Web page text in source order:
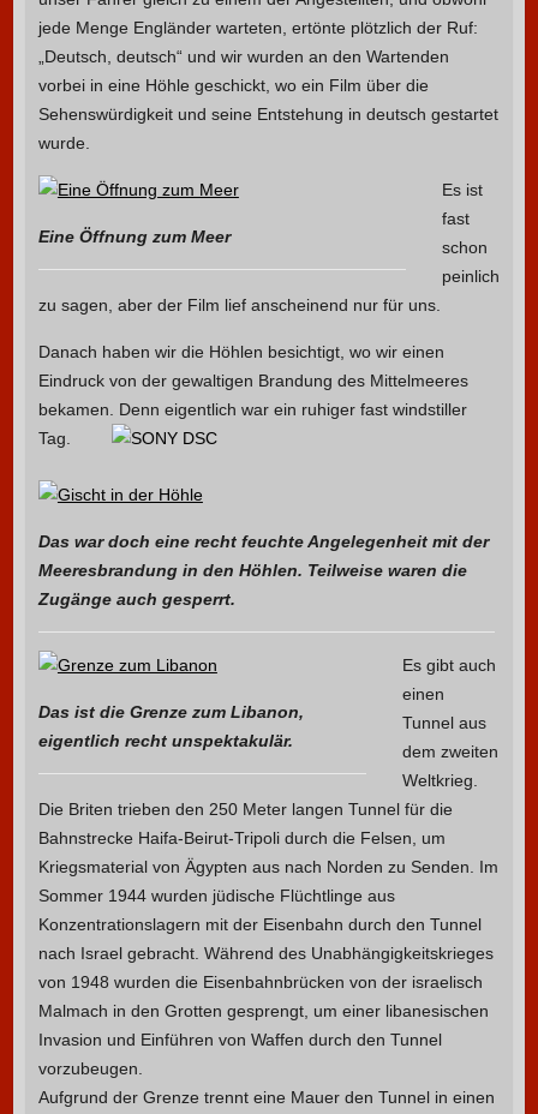
jede Menge Engländer warteten, ertönte plötzlich der Ruf:
„Deutsch, deutsch“ und wir wurden an den Wartenden
vorbei in eine Höhle geschickt, wo ein Film über die
Sehenswürdigkeit und seine Entstehung in deutsch gestartet
wurde.
Eine Öffnung zum Meer
Es ist
fast
schon
peinlich
zu sagen, aber der Film lief anscheinend nur für uns.
Danach haben wir die Höhlen besichtigt, wo wir einen
Eindruck von der gewaltigen Brandung des Mittelmeeres
bekamen. Denn eigentlich war ein ruhiger fast windstiller
Tag.
Das war doch eine recht feuchte Angelegenheit mit der
Meeresbrandung in den Höhlen. Teilweise waren die
Zugänge auch gesperrt.
Das ist die Grenze zum Libanon,
eigentlich recht unspektakulär.
Es gibt auch
einen
Tunnel aus
dem zweiten
Weltkrieg.
Die Briten trieben den 250 Meter langen Tunnel für die
Bahnstrecke Haifa-Beirut-Tripoli durch die Felsen, um
Kriegsmaterial von Ägypten aus nach Norden zu Senden. Im
Sommer 1944 wurden jüdische Flüchtlinge aus
Konzentrationslagern mit der Eisenbahn durch den Tunnel
nach Israel gebracht. Während des Unabhängigkeitskrieges
von 1948 wurden die Eisenbahnbrücken von der israelisch
Malmach in den Grotten gesprengt, um einer libanesischen
Invasion und Einführen von Waffen durch den Tunnel
vorzubeugen.
Aufgrund der Grenze trennt eine Mauer den Tunnel in einen